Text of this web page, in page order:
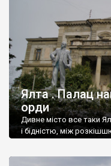
Ялта . Палац
орди
Дивне місто все таки
і бідністю, між